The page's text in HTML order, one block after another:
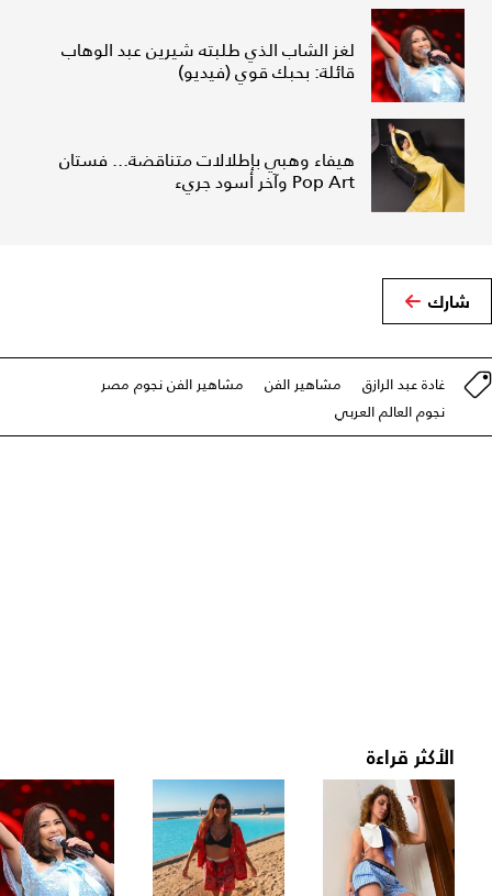
لغز الشاب الذي طلبته شيرين عبد الوهاب
قائلة: بحبك قوي (فيديو)
هيفاء وهبي بإطلالات متناقضة... فستان
Pop Art وآخر أسود جريء
شارك
غادة عبد الرازق مشاهير الفن
مشاهير الفن نجوم مصر
نجوم العالم العربي
الأكثر قراءة